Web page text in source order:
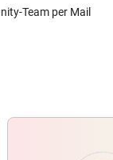
Team per Mail